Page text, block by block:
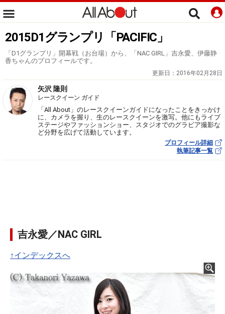
2015D1グランプリ「PACIFIC」
「D1グランプリ」開幕戦（お台場）から、「NAC GIRL」吉永愛、伊藤静
香ちゃんのプロフィールです。
更新日： 2016年02月28日
矢沢 隆則
レースクイーン ガイド
「All About」のレースクイーンガイドになったことをきっかけ
に、カメラを握り、生のレースクイーンを激写。他にもライブ
ステージやファッションショー、スタジオでのグラビア撮影な
ど分野を広げて活動しています。
プロフィール詳細
執筆記事一覧
吉永愛／NAC GIRL
↑インデックスへ